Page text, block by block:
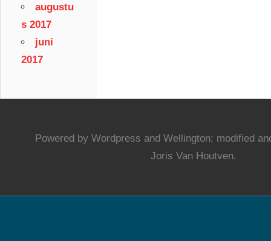
augustu
s 2017
juni
2017
Powered by Wordpress and Wellington; modified
Joris Van Houtven.